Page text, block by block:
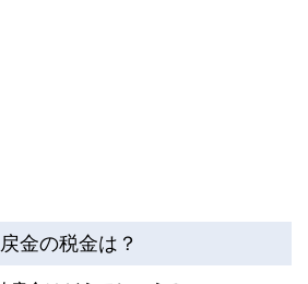
金の税金は？